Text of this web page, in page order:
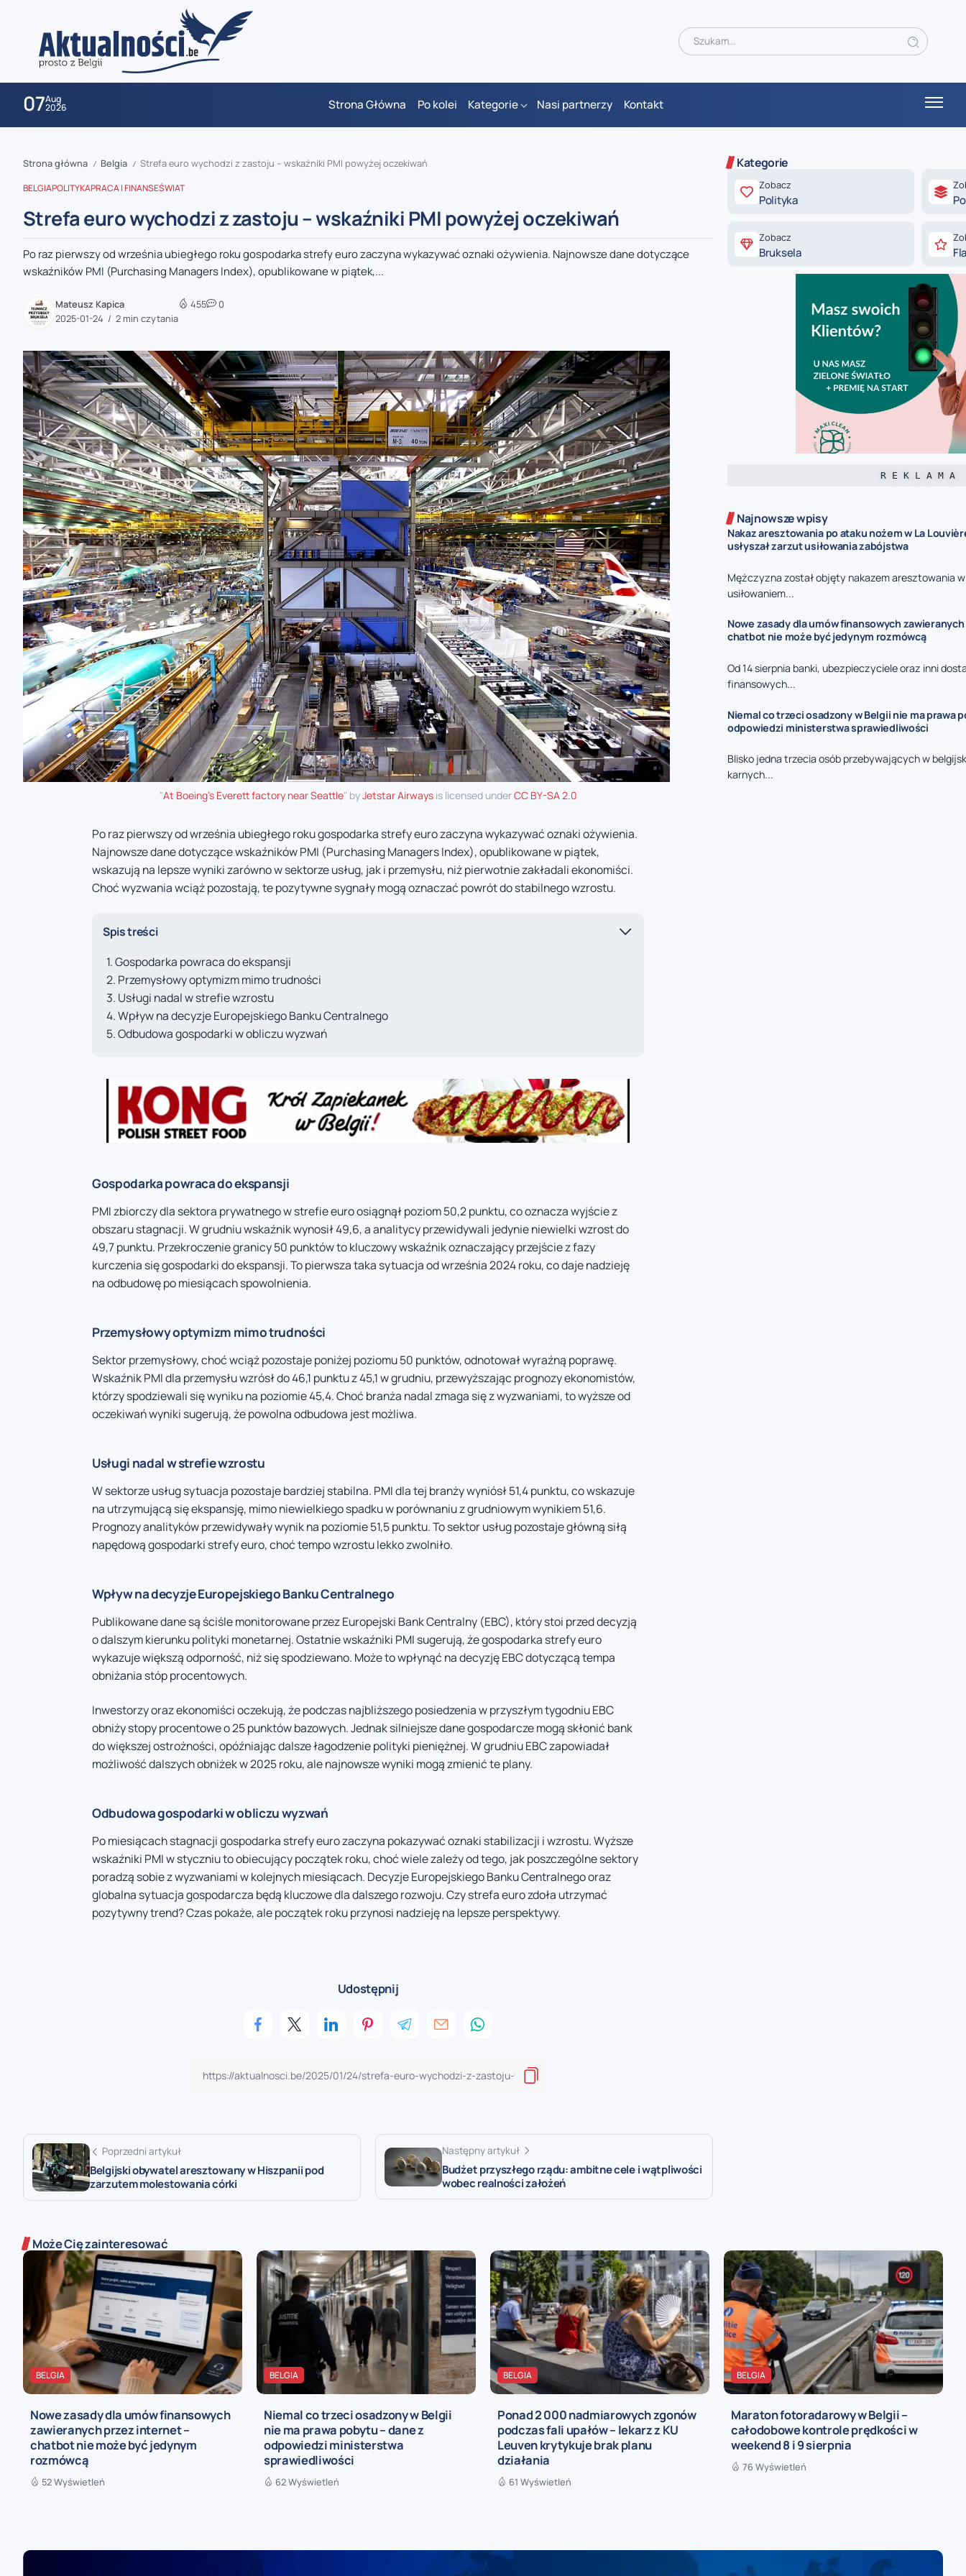
07Aug
2026 Strona Główna Po kolei Kategorie Nasi partnerzy Kontakt
zaobserwuj nas
zaobserwuj nas
zaobserwuj nas
zaobserwuj nas
zaobserwuj nas
Strona główna / Belgia / Strefa euro wychodzi z zastoju – wskaźniki PMI powyżej oczekiwań
BELGIAPOLITYKAPRACA I FINANSEŚWIAT
Strefa euro wychodzi z zastoju – wskaźniki PMI powyżej oczekiwań
Po raz pierwszy od września ubiegłego roku gospodarka strefy euro zaczyna wykazywać oznaki ożywienia. Najnowsze dane dotyczące
wskaźników PMI (Purchasing Managers Index), opublikowane w piątek,...
Mateusz Kapica
2025-01-24
2 min czytania
455 0
"At Boeing's Everett factory near Seattle" byJetstar Airwaysis licensed underCC BY-SA 2.0
Po raz pierwszy od września ubiegłego roku gospodarka strefy euro zaczyna wykazywać oznaki ożywienia.
Najnowsze dane dotyczące wskaźników PMI (Purchasing Managers Index), opublikowane w piątek,
wskazują na lepsze wyniki zarówno w sektorze usług, jak i przemysłu, niż pierwotnie zakładali ekonomiści.
Choć wyzwania wciąż pozostają, te pozytywne sygnały mogą oznaczać powrót do stabilnego wzrostu.
Spis treści
Gospodarka powraca do ekspansji
Przemysłowy optymizm mimo trudności
Usługi nadal w strefie wzrostu
Wpływ na decyzje Europejskiego Banku Centralnego
Odbudowa gospodarki w obliczu wyzwań
Gospodarka powraca do ekspansji
PMI zbiorczy dla sektora prywatnego w strefie euro osiągnął poziom 50,2 punktu, co oznacza wyjście z
obszaru stagnacji. W grudniu wskaźnik wynosił 49,6, a analitycy przewidywali jedynie niewielki wzrost do
49,7 punktu. Przekroczenie granicy 50 punktów to kluczowy wskaźnik oznaczający przejście z fazy
kurczenia się gospodarki do ekspansji. To pierwsza taka sytuacja od września 2024 roku, co daje nadzieję
na odbudowę po miesiącach spowolnienia.
Przemysłowy optymizm mimo trudności
Sektor przemysłowy, choć wciąż pozostaje poniżej poziomu 50 punktów, odnotował wyraźną poprawę.
Wskaźnik PMI dla przemysłu wzrósł do 46,1 punktu z 45,1 w grudniu, przewyższając prognozy ekonomistów,
którzy spodziewali się wyniku na poziomie 45,4. Choć branża nadal zmaga się z wyzwaniami, to wyższe od
oczekiwań wyniki sugerują, że powolna odbudowa jest możliwa.
Usługi nadal w strefie wzrostu
W sektorze usług sytuacja pozostaje bardziej stabilna. PMI dla tej branży wyniósł 51,4 punktu, co wskazuje
na utrzymującą się ekspansję, mimo niewielkiego spadku w porównaniu z grudniowym wynikiem 51,6.
Prognozy analityków przewidywały wynik na poziomie 51,5 punktu. To sektor usług pozostaje główną siłą
napędową gospodarki strefy euro, choć tempo wzrostu lekko zwolniło.
Wpływ na decyzje Europejskiego Banku Centralnego
Publikowane dane są ściśle monitorowane przez Europejski Bank Centralny (EBC), który stoi przed decyzją
o dalszym kierunku polityki monetarnej. Ostatnie wskaźniki PMI sugerują, że gospodarka strefy euro
wykazuje większą odporność, niż się spodziewano. Może to wpłynąć na decyzję EBC dotyczącą tempa
obniżania stóp procentowych.
Inwestorzy oraz ekonomiści oczekują, że podczas najbliższego posiedzenia w przyszłym tygodniu EBC
obniży stopy procentowe o 25 punktów bazowych. Jednak silniejsze dane gospodarcze mogą skłonić bank
do większej ostrożności, opóźniając dalsze łagodzenie polityki pieniężnej. W grudniu EBC zapowiadał
możliwość dalszych obniżek w 2025 roku, ale najnowsze wyniki mogą zmienić te plany.
Odbudowa gospodarki w obliczu wyzwań
Po miesiącach stagnacji gospodarka strefy euro zaczyna pokazywać oznaki stabilizacji i wzrostu. Wyższe
wskaźniki PMI w styczniu to obiecujący początek roku, choć wiele zależy od tego, jak poszczególne sektory
poradzą sobie z wyzwaniami w kolejnych miesiącach. Decyzje Europejskiego Banku Centralnego oraz
globalna sytuacja gospodarcza będą kluczowe dla dalszego rozwoju. Czy strefa euro zdoła utrzymać
pozytywny trend? Czas pokaże, ale początek roku przynosi nadzieję na lepsze perspektywy.
Udostępnij
Poprzedni artykuł
Belgijski obywatel aresztowany w Hiszpanii pod
zarzutem molestowania córki
Następny artykuł
Budżet przyszłego rządu: ambitne cele i wątpliwości
wobec realności założeń
Kategorie
Zobacz
Polityka
Zobacz
Bruksela
R E K L A M A
Najnowsze wpisy
Nakaz aresztowania po ataku nożem w La
usłyszał zarzut usiłowania zabójstwa
Mężczyzna został objęty nakazem aresztowania
usiłowaniem...
Nowe zasady dla umów finansowych
chatbot nie może być jedynym rozmówcą
Od 14 sierpnia banki, ubezpieczyciele oraz inni
finansowych...
Niemal co trzeci osadzony w Belgii nie ma prawa
odpowiedzi ministerstwa sprawiedliwości
Blisko jedna trzecia osób przebywających w
karnych...
Może Cię zainteresować
BELGIA
Nowe zasady dla umów finansowych
zawieranych przez internet –
chatbot nie może być jedynym
rozmówcą
52 Wyświetleń
BELGIA
Niemal co trzeci osadzony w Belgii
nie ma prawa pobytu – dane z
odpowiedzi ministerstwa
sprawiedliwości
62 Wyświetleń
BELGIA
Ponad 2 000 nadmiarowych zgonów
podczas fali upałów – lekarz z KU
Leuven krytykuje brak planu
działania
61 Wyświetleń
BELGIA
Maraton fotoradarowy w Belgii –
całodobowe kontrole prędkości w
weekend 8 i 9 sierpnia
76 Wyświetleń